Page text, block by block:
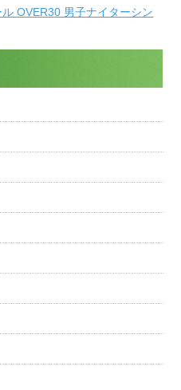
OVER30 男子ナイターシン